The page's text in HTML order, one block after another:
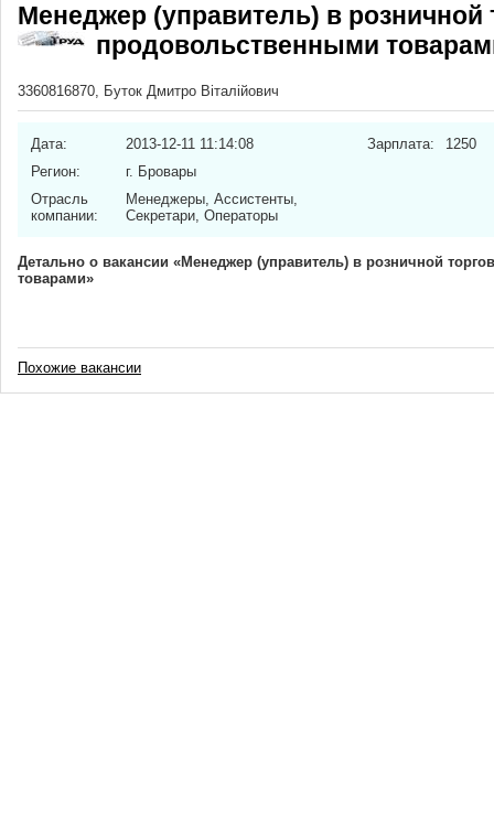
Менеджер (управитель) в розничной
продовольственными
3360816870, Буток Дмитро Віталійович
Дата:
2013-12-11 11:14:08
Регион:
г. Бровары
Отрасль
компании:
Менеджеры, Ассистенты,
Секретари, Операторы
Зарплата: 1250
Детально о вакансии «Менеджер (управитель) в розничной
товарами»
Похожие вакансии